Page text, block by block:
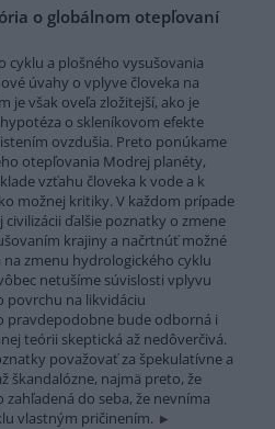
o globálnom otepľovaní
cyklu a plošného vysušovania
úvahy o vplyve človeka na
je však oveľa zložitejší, ako je
o skleníkovom efekte
ovzdušia. Preto ponúkame
otepľovania Modrej planéty,
vzťahu človeka k vode a k
možnej kritiky. V každom prípade
ďalšie poznatky o zmene
krajiny a načrtnúť možné
zmenu hydrologického cyklu
netušíme súvislosti vplyvu
povrchu na likvidáciu
pravdepodobne bude odborná i
teórii skeptická až nedôverčivá.
považovať za špekulatívne a
škandalózne, najmä preto, že
zahľadená do seba, že nevníma
vlastným pričinením.